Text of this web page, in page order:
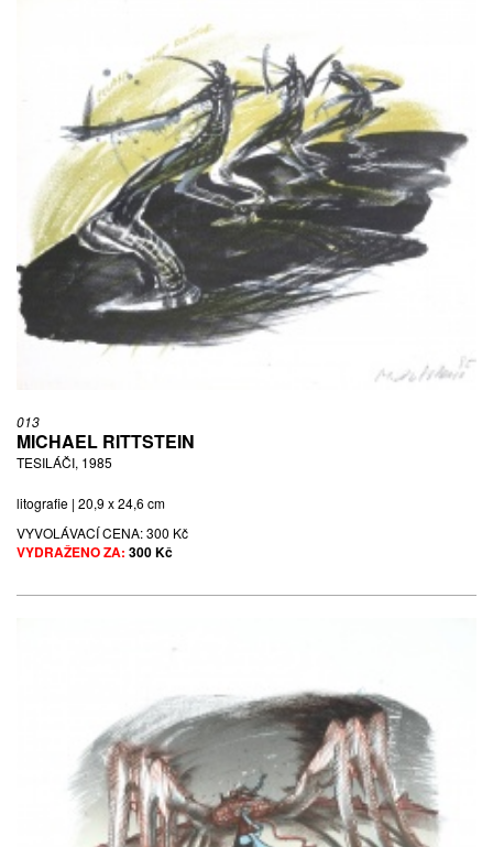
013
MICHAEL RITTSTEIN
TESILÁČI, 1985
litografie | 20,9 x 24,6 cm
VYVOLÁVACÍ CENA:300 Kč
VYDRAŽENO ZA: 300 Kč